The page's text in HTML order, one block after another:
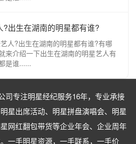
出生在湖南的明星都有谁?
人?出生在湖南的明星都有谁?有哪
来介绍一下出生在湖南的明星艺人有
是谁......
司专注明星经纪服务16年，专业承接
星出席活动、明星拼盘演唱会、明星
网红翻包带货等企业年会、企业周年
一手明星资源，一手联系，一手价